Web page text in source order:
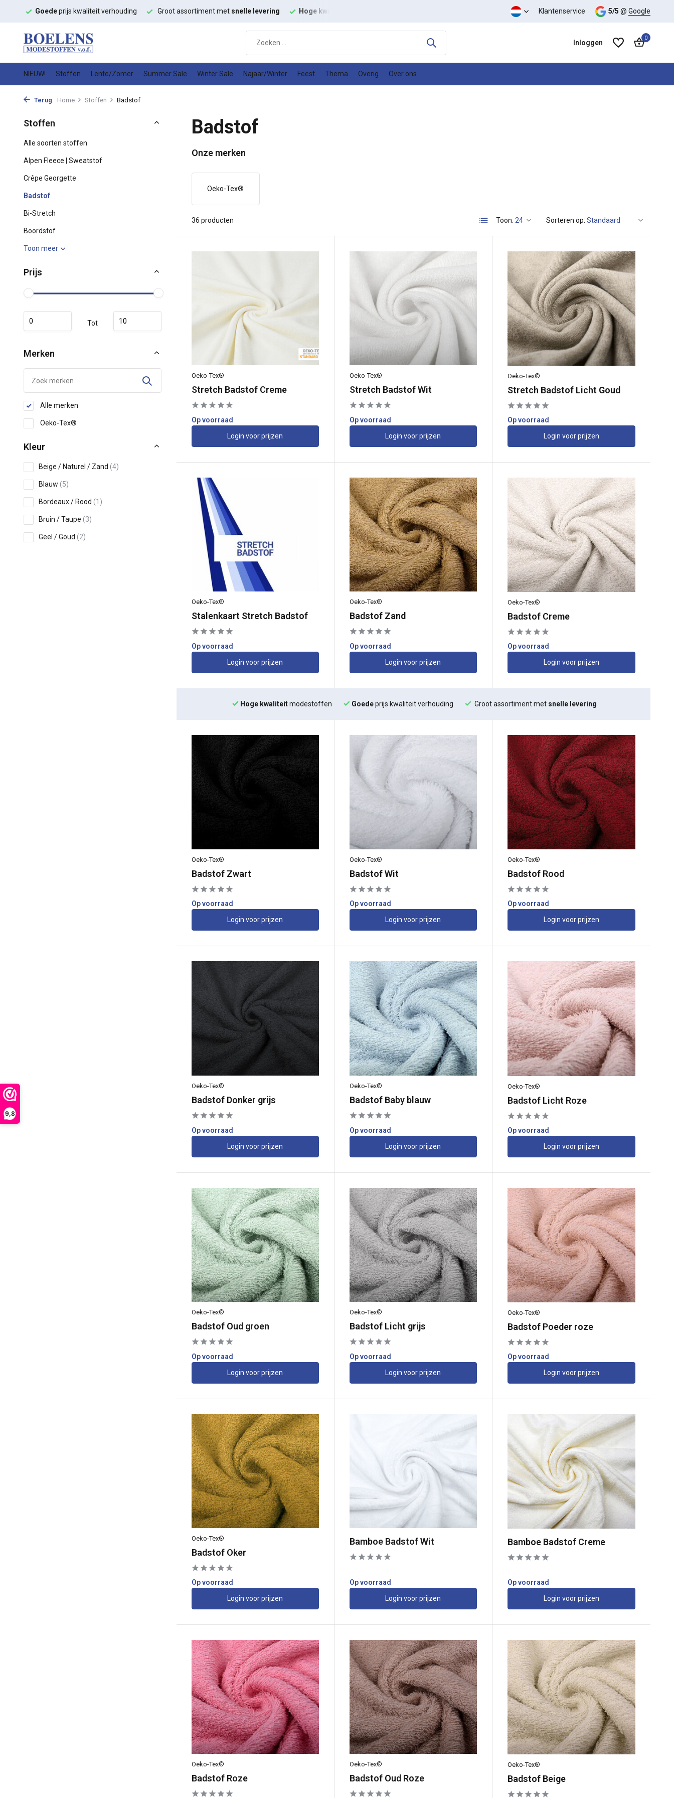
9,8
Groot assortiment metsnelle levering Hoge kwaliteitmodestoffen Goedeprijs kwaliteit verhouding Klantenservice 5/5 @ Google
Inloggen
0
NIEUW! Stoffen Lente/Zomer Summer Sale Winter Sale Najaar/Winter Feest Thema Overig Over ons
Terug Home Stoffen Badstof
Stoffen
Alle soorten stoffen
Alpen Fleece | Sweatstof
Crêpe Georgette
Badstof
Bi-Stretch
Boordstof
Toon meer
Prijs
Tot
Merken
Alle merken
Oeko-Tex®
Kleur
Beige / Naturel / Zand (4)
Blauw (5)
Bordeaux / Rood (1)
Bruin / Taupe (3)
Geel / Goud (2)
Badstof
Onze merken
Oeko-Tex®
36 producten Toon: Sorteren op:
Oeko-Tex®
Stretch Badstof Creme
Op voorraad
Login voor prijzen
Oeko-Tex®
Stretch Badstof Wit
Op voorraad
Login voor prijzen
Oeko-Tex®
Stretch Badstof Licht Goud
Op voorraad
Login voor prijzen
Oeko-Tex®
Stalenkaart Stretch Badstof
Op voorraad
Login voor prijzen
Oeko-Tex®
Badstof Zand
Op voorraad
Login voor prijzen
Oeko-Tex®
Badstof Creme
Op voorraad
Login voor prijzen
Hoge kwaliteitmodestoffen Goedeprijs kwaliteit verhouding Groot assortiment met snelle levering
Oeko-Tex®
Badstof Zwart
Op voorraad
Login voor prijzen
Oeko-Tex®
Badstof Wit
Op voorraad
Login voor prijzen
Oeko-Tex®
Badstof Rood
Op voorraad
Login voor prijzen
Oeko-Tex®
Badstof Donker grijs
Op voorraad
Login voor prijzen
Oeko-Tex®
Badstof Baby blauw
Op voorraad
Login voor prijzen
Oeko-Tex®
Badstof Licht Roze
Op voorraad
Login voor prijzen
Oeko-Tex®
Badstof Oud groen
Op voorraad
Login voor prijzen
Oeko-Tex®
Badstof Licht grijs
Op voorraad
Login voor prijzen
Oeko-Tex®
Badstof Poeder roze
Op voorraad
Login voor prijzen
Oeko-Tex®
Badstof Oker
Op voorraad
Login voor prijzen
Bamboe Badstof Wit
Op voorraad
Login voor prijzen
Bamboe Badstof Creme
Op voorraad
Login voor prijzen
Oeko-Tex®
Badstof Roze
Oeko-Tex®
Badstof Oud Roze
Oeko-Tex®
Badstof Beige